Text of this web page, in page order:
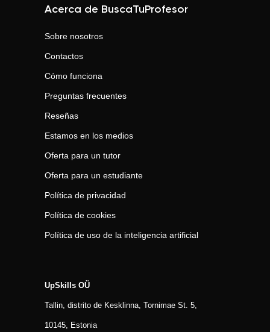
Acerca de BuscaTuProfesor
Sobre nosotros
Contactos
Cómo funciona
Preguntas frecuentes
Reseñas
Estamos en los medios
Oferta para un tutor
Oferta para un estudiante
Política de privacidad
Política de cookies
Política de uso de la inteligencia artificial
UpSkills OÜ
Tallin, distrito de Kesklinna, Tornimаe St. 5,
10145, Estonia